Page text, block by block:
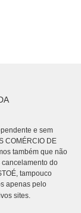
e sem
COMÉRCIO DE
também que não
do
tampouco
apenas pelo
sites.